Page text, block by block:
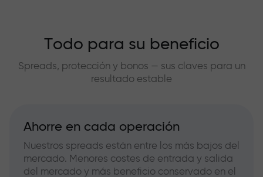
Todo para su beneficio
Spreads, protección y bonos — sus claves para un
resultado estable
Ahorre en cada operación
Nuestros spreads están entre los más bajos del
mercado. Menores costes de entrada y salida
del mercado y más beneficio conservado en el